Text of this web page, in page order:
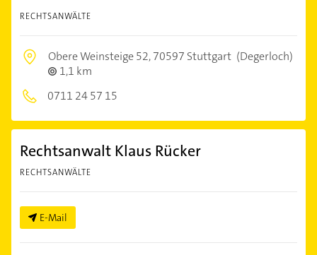
RECHTSANWÄLTE
Obere Weinsteige 52,70597 Stuttgart (Degerloch)
1,1 km
0711 24 57 15
Rechtsanwalt Klaus Rücker
RECHTSANWÄLTE
E-Mail